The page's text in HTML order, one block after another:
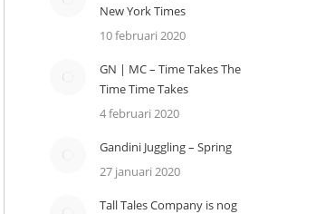
New York Times
10 februari 2020
GN | MC – Time Takes The
Time Time Takes
4 februari 2020
Gandini Juggling – Spring
27 januari 2020
Tall Tales Company is nog